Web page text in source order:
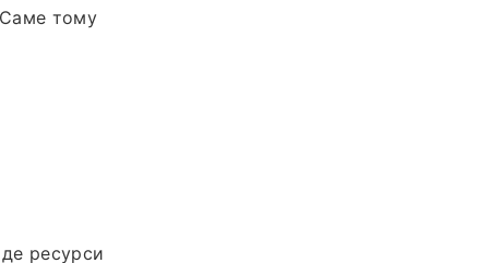
Саме тому
ресурси